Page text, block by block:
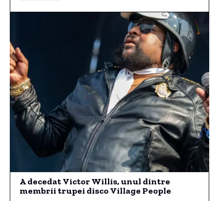
A decedat Victor Willis, unul dintre
membrii trupei disco Village People